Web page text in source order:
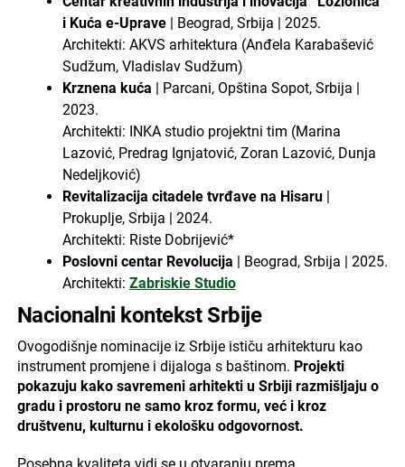
i Kuća e-Uprave| Beograd, Srbija | 2025.
Architekti: AKVS arhitektura (Anđela Karabašević
Sudžum, Vladislav Sudžum)
Krznena kuća | Parcani, Opština Sopot, Srbija |
2023.
Architekti: INKA studio projektni tim (Marina
Lazović, Predrag Ignjatović, Zoran Lazović, Dunja
Nedeljković)
Revitalizacija citadele tvrđave na Hisaru|
Prokuplje, Srbija | 2024.
Architekti: Riste Dobrijević*
Poslovni centar Revolucija | Beograd, Srbija | 2025.
Architekti: Zabriskie Studio
Nacionalni kontekst Srbije
Ovogodišnje nominacije iz Srbije ističu arhitekturu kao
instrument promjene i dijaloga s baštinom. Projekti
pokazuju kako savremeni arhitekti u Srbiji razmišljaju o
gradu i prostoru ne samo kroz formu, već i kroz
društvenu, kulturnu i ekološku odgovornost.